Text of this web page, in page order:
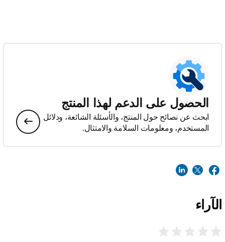
الحصول على الدعم لهذا المنتج
ابحث عن نصائح حول المنتج، والأسئلة الشائعة، ودلائل
المستخدم، ومعلومات السلامة والامتثال.
الآراء